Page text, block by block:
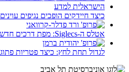
כיצד חיידקים הופכים נגיפים
אטלס ה-Siglecs: מפת דרכים חדשה להבנת מנגנוני ...
לגדול תחת לחץ: כיצד פטריות